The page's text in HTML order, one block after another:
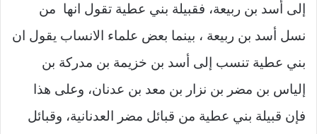
إلى أسد بن ربيعة، فقبيلة بني عطية تقول انها من
نسل أسد بن ربيعة ، بينما بعض علماء الانساب يقول ان
بني عطية تنسب إلى أسد بن خزيمة بن مدركة بن
إلياس بن مضر بن نزار بن معد بن عدنان، وعلى هذا
فإن قبيلة بني عطية من قبائل مضر العدنانية، وقبائل